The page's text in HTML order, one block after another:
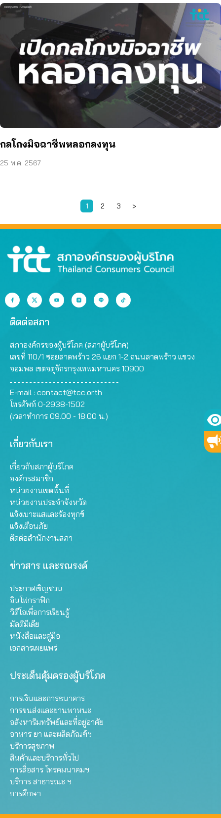
กลโกงมิจฉาชีพหลอกลงทุน
25 พ.ค. 2567
Page
1 Page
2 Page
3 >
ติดต่อสภา
สภาองค์กรของผู้บริโภค (สภาผู้บริโภค)
เลขที่ 110/1 ซอยลาดพร้าว 26 แยก 1-2 ถนนลาดพร้าว แขวง
จอมพล เขตจตุจักรกรุงเทพมหานคร 10900
E-mail : contact@tcc.or.th
โทรศัพท์ 0-2938-1502
(เวลาทำการ 09.00 - 18.00 น.)
เกี่ยวกับเรา
เกี่ยวกับสภาผู้บริโภค
องค์กรสมาชิก
หน่วยงานเขตพื้นที่
หน่วยงานประจำจังหวัด
แจ้งเบาะแสและร้องทุกข์
แจ้งเตือนภัย
ติดต่อสำนักงานสภา
ข่าวสาร และรณรงค์
ประกาศเชิญชวน
อินโฟกราฟิก
วิดีโอเพื่อการเรียนรู้
มัลติมีเดีย
หนังสือและคู่มือ
เอกสารเผยแพร่
ประเด็นคุ้มครองผู้บริโภค
การเงินและการธนาคาร
การขนส่งและยานพาหนะ
อสังหาริมทรัพย์และที่อยู่อาศัย
อาหาร ยา และผลิตภัณฑ์ฯ
บริการสุขภาพ
สินค้าและบริการทั่วไป
การสื่อสาร โทรคมนาคมฯ
บริการ สาธารณะ ฯ
การศึกษา